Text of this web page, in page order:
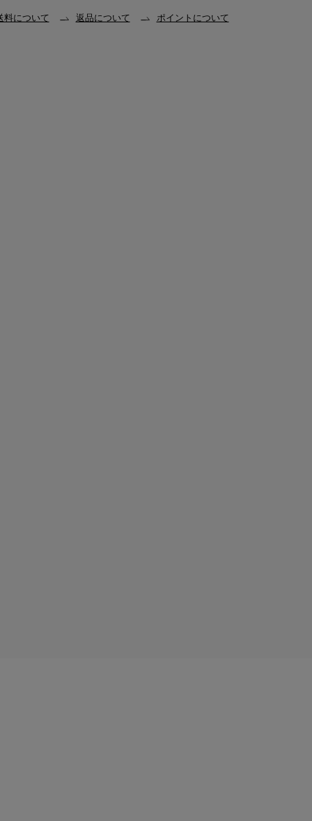
料について 返品について ポイントについて